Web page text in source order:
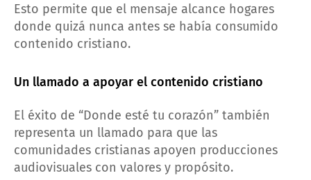
Esto permite que el mensaje alcance hogares
donde quizá nunca antes se había consumido
contenido cristiano.
Un llamado a apoyar el contenido cristiano
El éxito de “Donde esté tu corazón” también
representa un llamado para que las
comunidades cristianas apoyen producciones
audiovisuales con valores y propósito.